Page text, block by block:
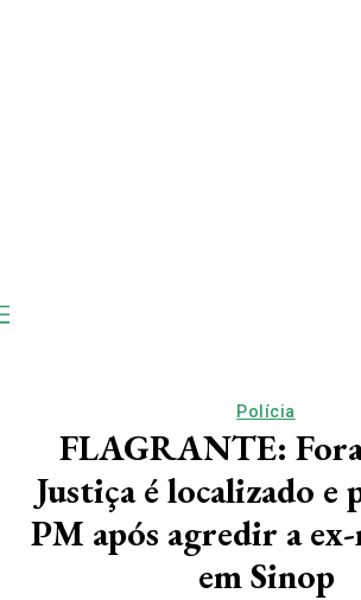
Polícia
FLAGRANTE:
Justiça é localizado e
PM após agredir a
em Sinop